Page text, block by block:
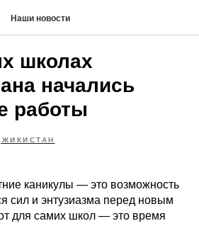
Наши новости
школах
начались
работы
каникулы — это возможность
сил и энтузиазма перед новым
для самих школ — это время